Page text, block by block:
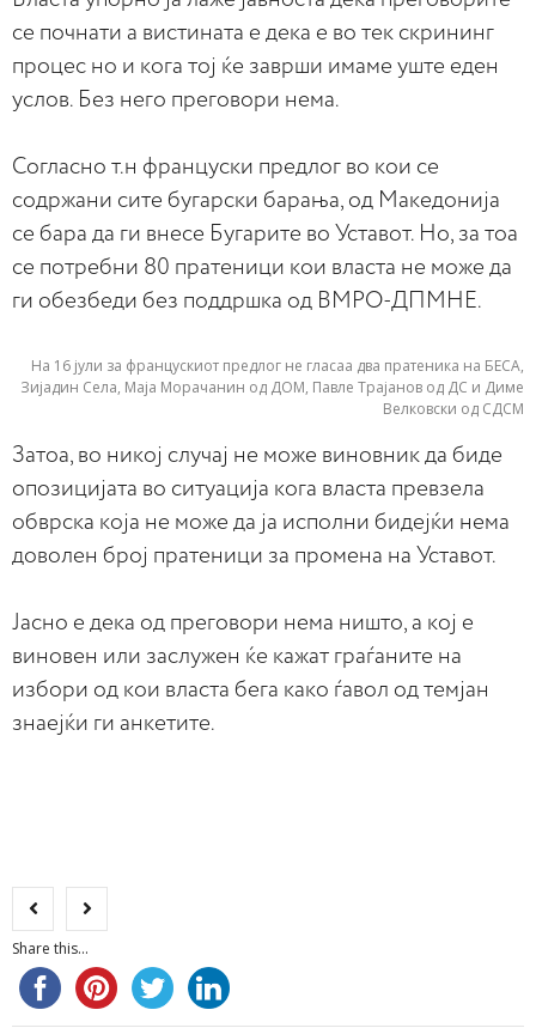
се почнати а вистината е дека е во тек скрининг
процес но и кога тој ќе заврши имаме уште еден
услов. Без него преговори нема.
Согласно т.н француски предлог во кои се
содржани сите бугарски барања, од Македонија
се бара да ги внесе Бугарите во Уставот. Но, за тоа
се потребни 80 пратеници кои власта не може да
ги обезбеди без поддршка од ВМРО-ДПМНЕ.
На 16 јули за францускиот предлог не гласаа два пратеника на БЕСА,
Зијадин Села, Маја Морачанин од ДОМ, Павле Трајанов од ДС и Диме
Велковски од СДСМ
Затоа, во никој случај не може виновник да биде
опозицијата во ситуација кога власта превзела
обврска која не може да ја исполни бидејќи нема
доволен број пратеници за промена на Уставот.
Јасно е дека од преговори нема ништо, а кој е
виновен или заслужен ќе кажат граѓаните на
избори од кои власта бега како ѓавол од темјан
знаејќи ги анкетите.
Share this...